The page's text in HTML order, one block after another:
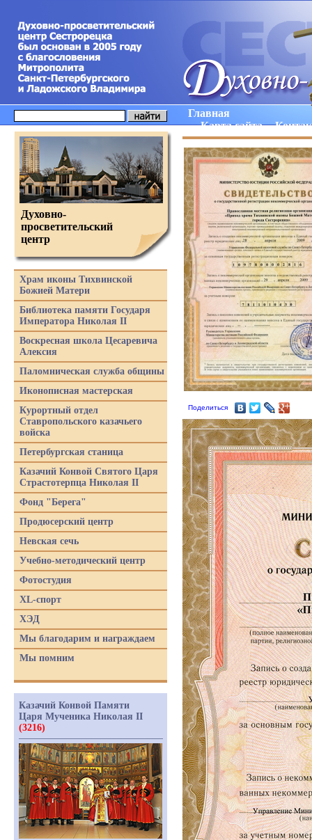
Главная
Карта сайта
Поделиться
Духовно-
просветительский
центр
Храм иконы Тихвинской
Божией Матери
Библиотека памяти Государя
Императора Николая II
Воскресная школа Цесаревича
Алексия
Паломническая служба общины
Иконописная мастерская
Курортный отдел
Ставропольского казачьего
войска
Петербургская станица
Казачий Конвой Святого Царя
Страстотерпца Николая II
Фонд "Берега"
Продюсерский центр
Невская сечь
Учебно-методический центр
Фотостудия
XL-спорт
ХЭД
Мы благодарим и награждаем
Мы помним
Казачий Конвой Памяти
Царя Мученика Николая II
(3216)